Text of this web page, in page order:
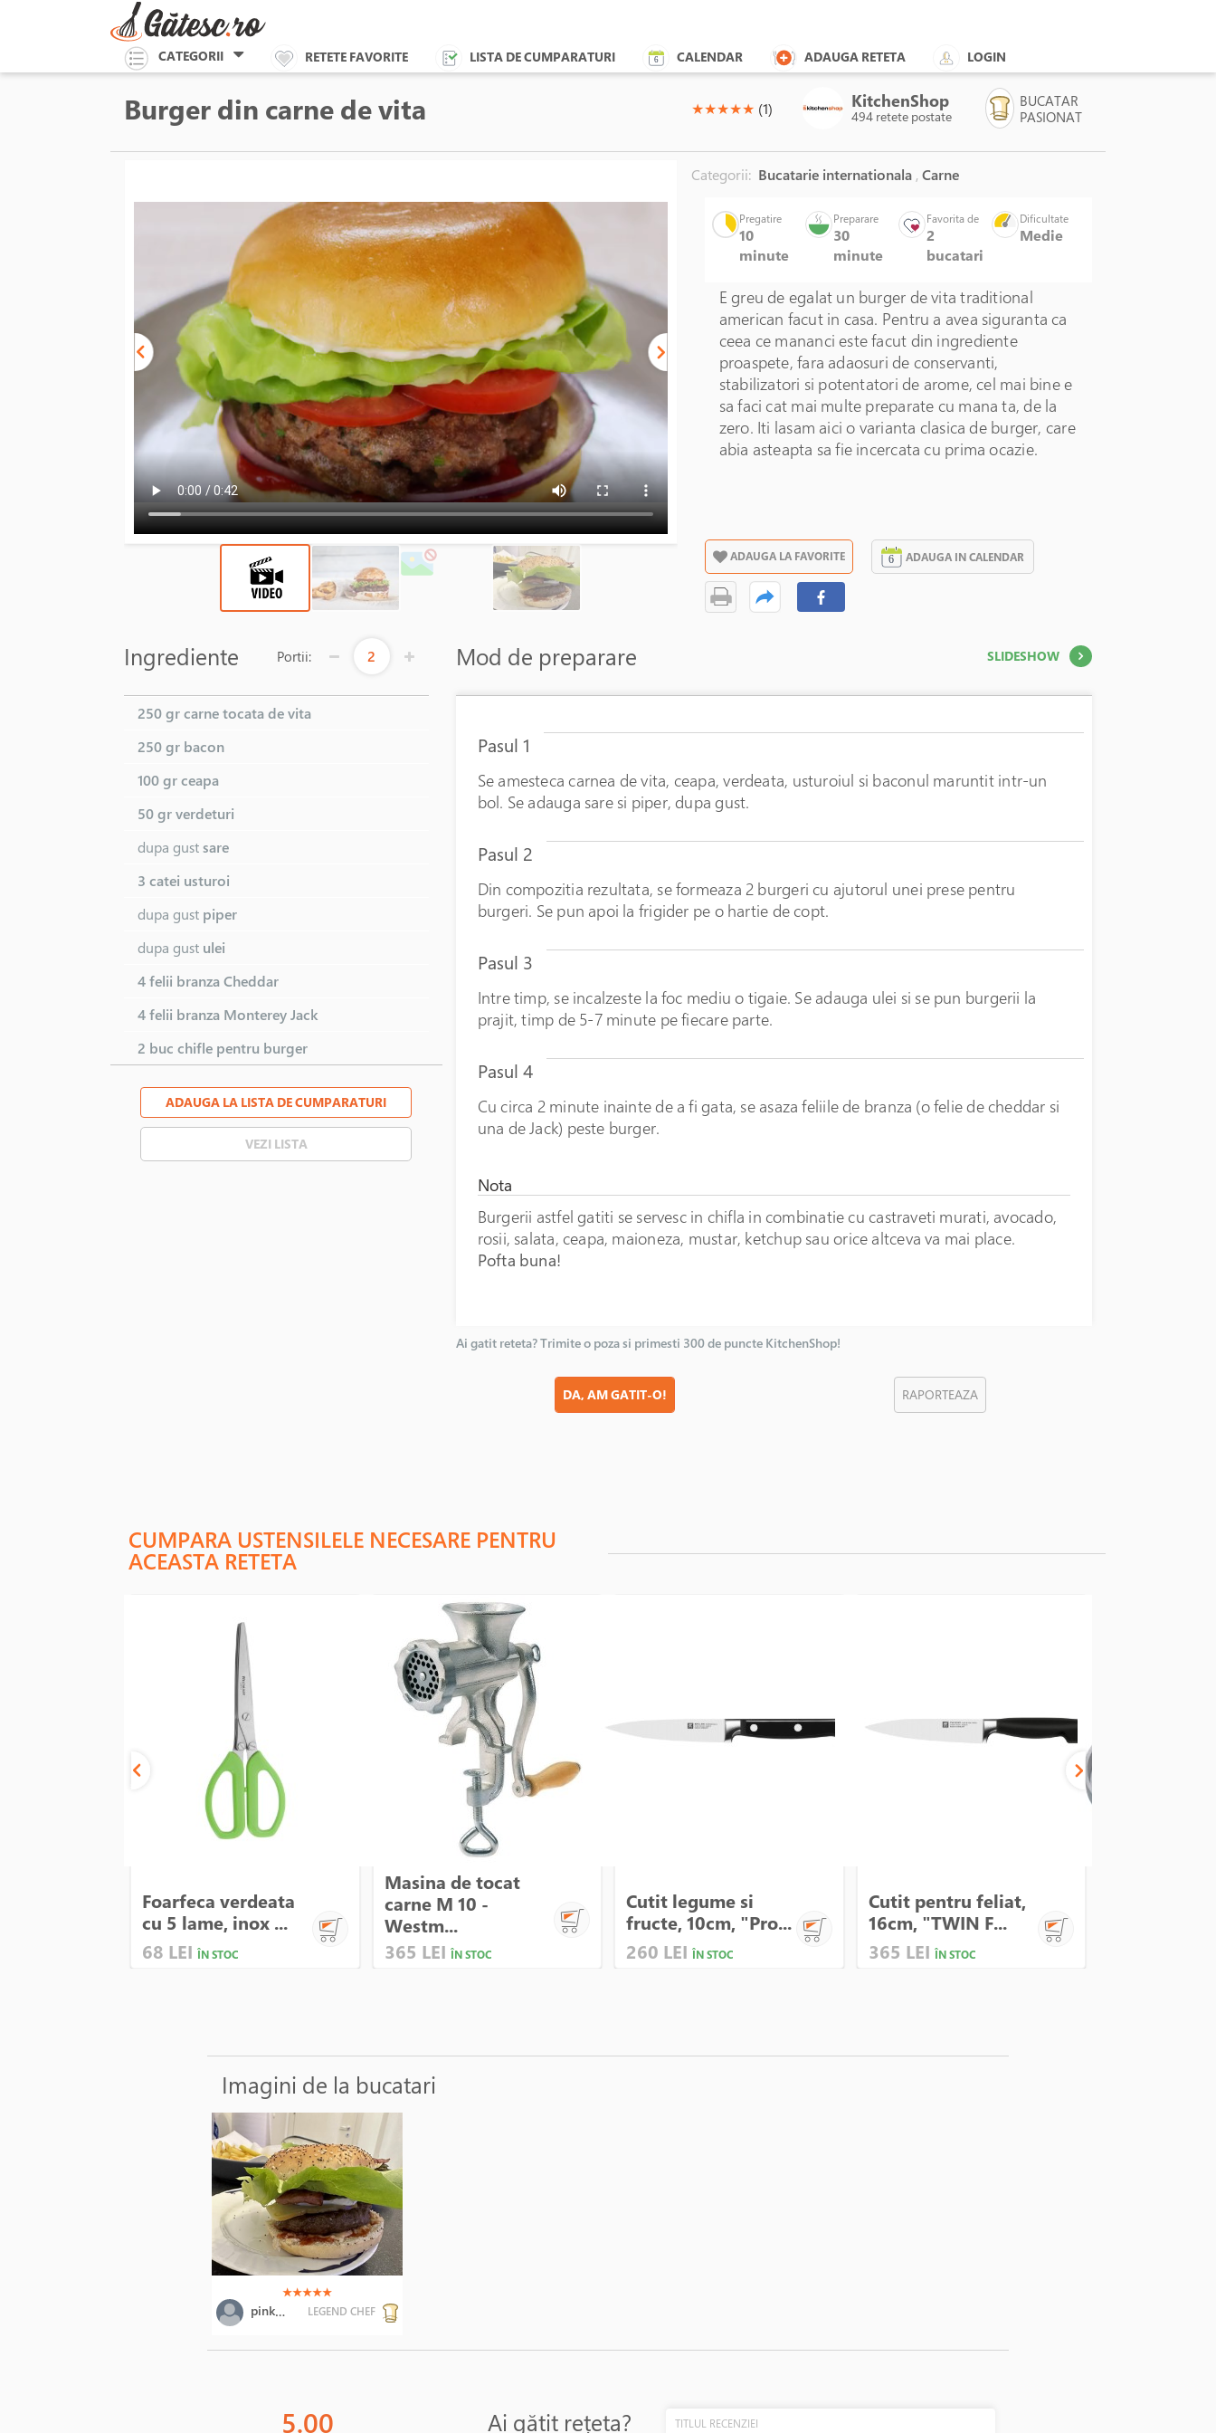
CATEGORII RETETE FAVORITE LISTA DE CUMPARATURI CALENDAR ADAUGA RETETA LOGIN
Burger din carne de vita (*)
★(*)
★(*)
★(*)
★(*)
★ (1) KitchenShop
494 retete postate
BUCATAR
PASIONAT
Categorii: Bucatarie internationala , Carne
Pregatire
10
minute
Preparare
30
minute
Favorita de
2
bucatari
Dificultate
Medie
E greu de egalat un burger de vita traditional
american facut in casa. Pentru a avea siguranta ca
ceea ce mananci este facut din ingrediente
proaspete, fara adaosuri de conservanti,
stabilizatori si potentatori de arome, cel mai bine e
sa faci cat mai multe preparate cu mana ta, de la
zero. Iti lasam aici o varianta clasica de burger, care
abia asteapta sa fie incercata cu prima ocazie.
ADAUGA LA FAVORITE ADAUGA IN CALENDAR
Ingrediente Portii: 2
250 grcarne tocata de vita
250 gr bacon
100 grceapa
50 grverdeturi
dupa gustsare
3 catei usturoi
dupa gust piper
dupa gust ulei
4 felii branza Cheddar
4 felii branza Monterey Jack
2 buc chifle pentru burger
ADAUGA LA LISTA DE CUMPARATURI
VEZI LISTA
Mod de preparare SLIDESHOW
Pasul 1
Se amesteca carnea de vita, ceapa, verdeata, usturoiul si baconul maruntit intr-un
bol. Se adauga sare si piper, dupa gust.
Pasul 2
Din compozitia rezultata, se formeaza 2 burgeri cu ajutorul unei prese pentru
burgeri. Se pun apoi la frigider pe o hartie de copt.
Pasul 3
Intre timp, se incalzeste la foc mediu o tigaie. Se adauga ulei si se pun burgerii la
prajit, timp de 5-7 minute pe fiecare parte.
Pasul 4
Cu circa 2 minute inainte de a fi gata, se asaza feliile de branza (o felie de cheddar si
una de Jack) peste burger.
Nota
Burgerii astfel gatiti se servesc in chifla in combinatie cu castraveti murati, avocado,
rosii, salata, ceapa, maioneza, mustar, ketchup sau orice altceva va mai place.
Pofta buna!
Ai gatit reteta? Trimite o poza si primesti 300 de puncte KitchenShop!
DA, AM GATIT-O! RAPORTEAZA
CUMPARA USTENSILELE NECESARE PENTRU
ACEASTA RETETA
Foarfeca verdeata
cu 5 lame, inox ...
68 LEI ÎN STOC
Masina de tocat
carne M 10 -
Westm...
365 LEI ÎN STOC
Cutit legume si
fructe, 10cm, "Pro...
260 LEI ÎN STOC
Cutit pentru feliat,
16cm, "TWIN F...
365 LEI ÎN STOC
Imagini de la bucatari
(*)
★(*)
★(*)
★(*)
★(*)
★
pinksimba LEGEND CHEF
5.00 Ai gătit rețeta? TITLUL RECENZIEI